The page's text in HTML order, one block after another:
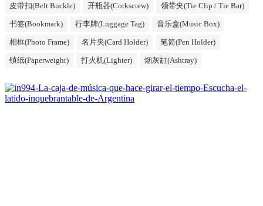
皮带扣(Belt Buckle) 开瓶器(Corkscrew) 领带夹(Tie Clip / Tie Bar)
书签(Bookmark) 行李牌(Luggage Tag) 音乐盒(Music Box)
相框(Photo Frame) 名片夹(Card Holder) 笔筒(Pen Holder)
镇纸(Paperweight) 打火机(Lighter) 烟灰缸(Ashtray)